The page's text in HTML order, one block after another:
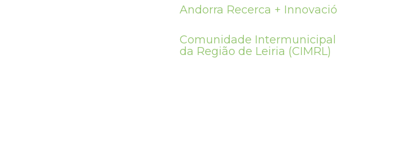
Andorra Recerca + Innovació
Comunidade Intermunicipal
da Região de Leiria (CIMRL)